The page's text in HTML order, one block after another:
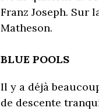
Franz Joseph. Sur
Matheson.
BLUE POOLS
Il y a déjà
de descente